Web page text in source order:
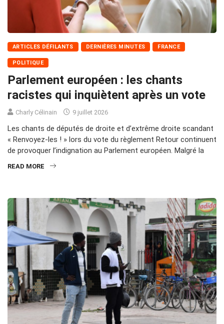
ARTICLES DÉFILANTS DERNIÈRES MINUTES FRANCE
POLITIQUE
Parlement européen : les chants
racistes qui inquiètent après un vote
Charly Célinain 9 juillet 2026
Les chants de députés de droite et d’extrême droite scandant
« Renvoyez-les ! » lors du vote du règlement Retour continuent
de provoquer l’indignation au Parlement européen. Malgré la
READ MORE